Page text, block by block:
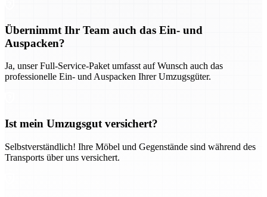
Übernimmt Ihr Team auch das Ein- und
Auspacken?
Ja, unser Full-Service-Paket umfasst auf Wunsch auch das
professionelle Ein- und Auspacken Ihrer Umzugsgüter.
Ist mein Umzugsgut versichert?
Selbstverständlich! Ihre Möbel und Gegenstände sind während des
Transports über uns versichert.